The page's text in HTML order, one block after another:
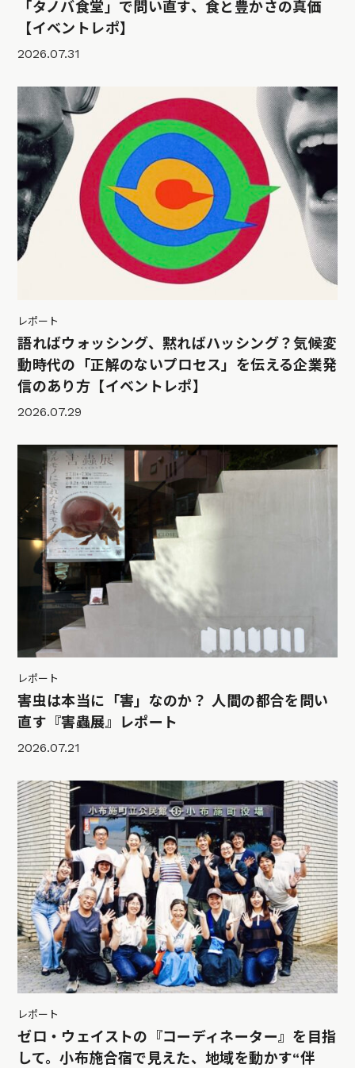
「タノバ食堂」で問い直す、食と豊かさの真価
【イベントレポ】
2026.07.31
レポート
語ればウォッシング、黙ればハッシング？気候変
動時代の「正解のないプロセス」を伝える企業発
信のあり方【イベントレポ】
2026.07.29
レポート
害虫は本当に「害」なのか？ 人間の都合を問い
直す『害蟲展』レポート
2026.07.21
レポート
ゼロ・ウェイストの『コーディネーター』を目指
して。小布施合宿で見えた、地域を動かす“伴